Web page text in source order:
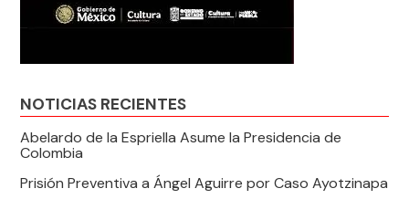
NOTICIAS RECIENTES
Abelardo de la Espriella Asume la Presidencia de
Colombia
Prisión Preventiva a Ángel Aguirre por Caso Ayotzinapa